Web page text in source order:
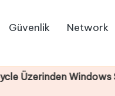
Güvenlik Network
Windows Server